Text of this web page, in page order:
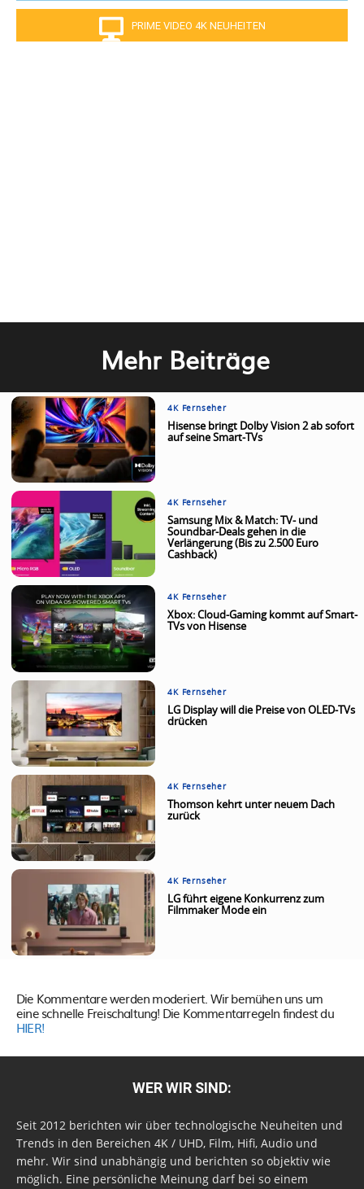
PRIME VIDEO 4K NEUHEITEN
Mehr Beiträge
4K Fernseher
Hisense bringt Dolby Vision 2 ab sofort
auf seine Smart-TVs
4K Fernseher
Samsung Mix & Match: TV- und
Soundbar-Deals gehen in die
Verlängerung (Bis zu 2.500 Euro
Cashback)
4K Fernseher
Xbox: Cloud-Gaming kommt auf Smart-
TVs von Hisense
4K Fernseher
LG Display will die Preise von OLED-TVs
drücken
4K Fernseher
Thomson kehrt unter neuem Dach
zurück
4K Fernseher
LG führt eigene Konkurrenz zum
Filmmaker Mode ein
Die Kommentare werden moderiert. Wir bemühen uns um
eine schnelle Freischaltung! Die Kommentarregeln findest du
HIER!
WER WIR SIND:
Seit 2012 berichten wir über technologische Neuheiten und
Trends in den Bereichen 4K / UHD, Film, Hifi, Audio und
mehr. Wir sind unabhängig und berichten so objektiv wie
möglich. Eine persönliche Meinung darf bei so einem